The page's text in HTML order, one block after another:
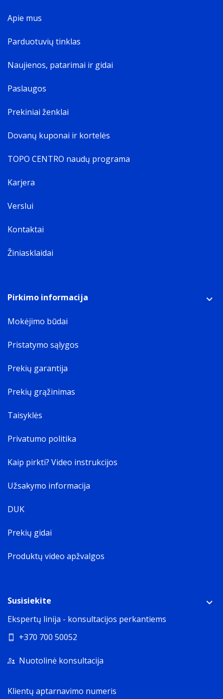
Apie mus
Parduotuvių tinklas
Naujienos, patarimai ir gidai
Paslaugos
Prekiniai ženklai
Dovanų kuponai ir kortelės
TOPO CENTRO naudų programa
Karjera
Verslui
Kontaktai
Žiniasklaidai
Pirkimo informacija
Mokėjimo būdai
Pristatymo sąlygos
Prekių garantija
Prekių grąžinimas
Taisyklės
Privatumo politika
Kaip pirkti? Video instrukcijos
Užsakymo informacija
DUK
Prekių gidai
Produktų video apžvalgos
Susisiekite
Ekspertų linija - konsultacijos perkantiems
+370 700 50052
Nuotolinė konsultacija
Klientų aptarnavimo numeris